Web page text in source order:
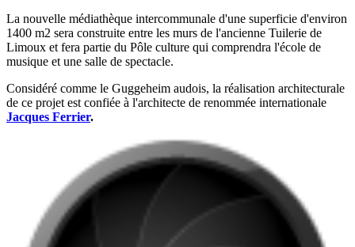
La nouvelle médiathèque intercommunale d'une superficie d'environ
1400 m2 sera construite entre les murs de l'ancienne Tuilerie de
Limoux et fera partie du Pôle culture qui comprendra l'école de
musique et une salle de spectacle.
Considéré comme le Guggeheim audois, la réalisation architecturale
de ce projet est confiée à l'architecte de renommée internationale
Jacques Ferrier.